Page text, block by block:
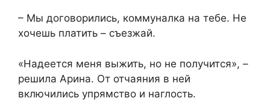
– Мы договорились, коммуналка на тебе. Не
хочешь платить – съезжай.
«Надеется меня выжить, но не получится», –
решила Арина. От отчаяния в ней
включились упрямство и наглость.